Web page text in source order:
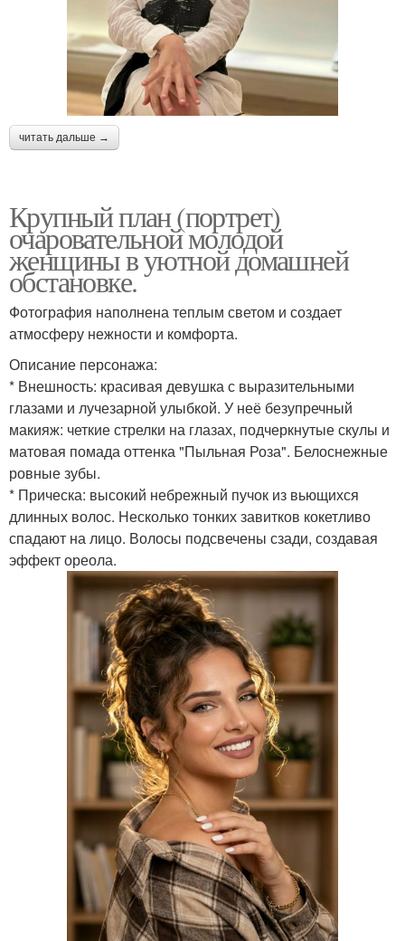
читать дальше →
Крупный план (портрет)
очаровательной молодой
женщины в уютной домашней
обстановке.
Фотография наполнена теплым светом и создает
атмосферу нежности и комфорта.
Описание персонажа:
* Внешность: красивая девушка с выразительными
глазами и лучезарной улыбкой. У неё безупречный
макияж: четкие стрелки на глазах, подчеркнутые скулы и
матовая помада оттенка "Пыльная Роза". Белоснежные
ровные зубы.
* Прическа: высокий небрежный пучок из вьющихся
длинных волос. Несколько тонких завитков кокетливо
спадают на лицо. Волосы подсвечены сзади, создавая
эффект ореола.